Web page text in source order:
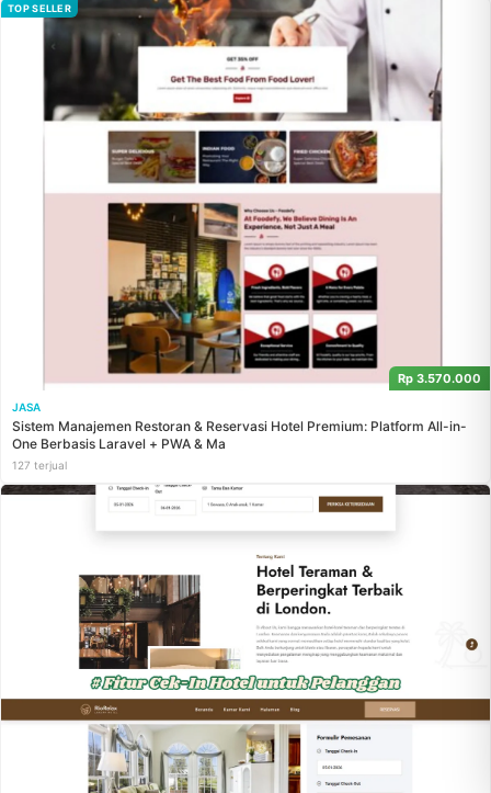
TOP SELLER
Rp 3.570.000
JASA
Sistem Manajemen Restoran & Reservasi Hotel Premium: Platform All-in-
One Berbasis Laravel + PWA & Ma
127 terjual